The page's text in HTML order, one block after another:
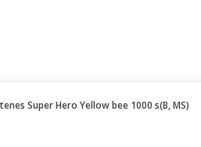
Super Hero Yellow bee 1000 s(B, MS)